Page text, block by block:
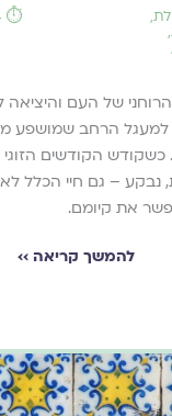
,
,
,
⏱️ 4 דקות קריאה
של העם והיציאה
למעגל הרחב שמושפע
כשקודש הקודשים
– גם חיי הכלל
את קיומם.
להמשך קריאה ››